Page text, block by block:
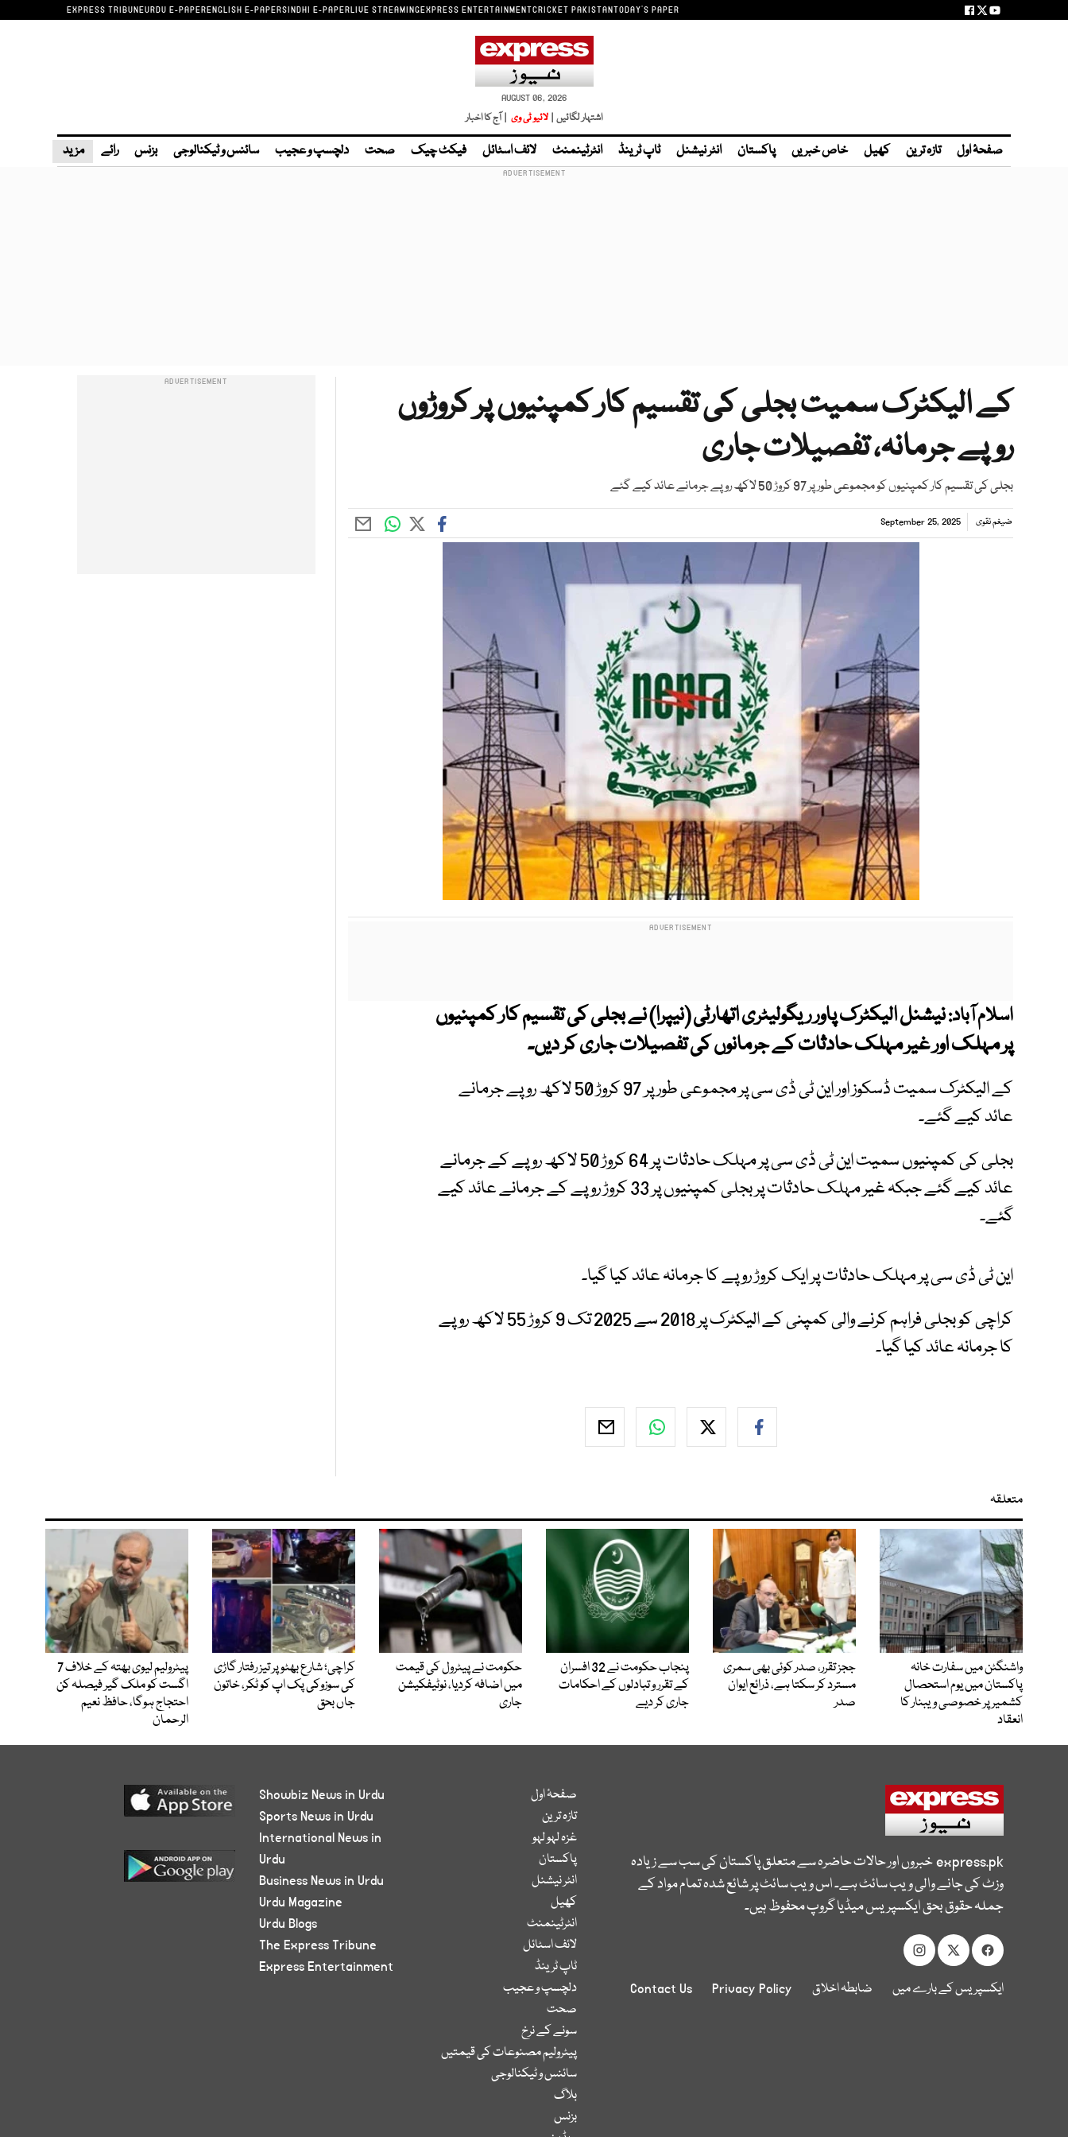
EXPRESS TRIBUNEURDU E-PAPERENGLISH E-PAPERSINDHI E-PAPERLIVE STREAMINGEXPRESS ENTERTAINMENTCRICKET PAKISTANTODAY'S PAPER
AUGUST 06, 2026
اشتہار لگائیں | لائیو ٹی وی | آج کا اخبار
صفحۂ اول تازہ ترین کھیل خاص خبریں پاکستان انٹر نیشنل ٹاپ ٹرینڈ انٹرٹینمنٹ لائف اسٹائل فیکٹ چیک صحت دلچسپ و عجیب سائنس و ٹیکنالوجی بزنس رائے مزید
کے الیکٹرک سمیت بجلی کی تقسیم کار کمپنیوں پر کروڑوں
روپے جرمانہ، تفصیلات جاری
بجلی کی تقسیم کار کمپنیوں کو مجموعی طور پر 97 کروڑ 50 لاکھ روپے جرمانے عائد کیے گئے
ضیغم نقوی September 25, 2025
اسلام آباد:نیشنل الیکٹرک پاور ریگولیٹری اتھارٹی (نیپرا) نے بجلی کی تقسیم کار کمپنیوں
پر مہلک اور غیر مہلک حادثات کے جرمانوں کی تفصیلات جاری کر دیں۔
کے الیکٹرک سمیت ڈسکوز اور این ٹی ڈی سی پر مجموعی طور پر 97 کروڑ 50 لاکھ روپے جرمانے
عائد کیے گئے۔
بجلی کی کمپنیوں سمیت این ٹی ڈی سی پر مہلک حادثات پر 64 کروڑ 50 لاکھ روپے کے جرمانے
عائد کیے گئے جبکہ غیر مہلک حادثات پر بجلی کمپنیوں پر 33 کروڑ روپے کے جرمانے عائد کیے
گئے۔
این ٹی ڈی سی پر مہلک حادثات پر ایک کروڑ روپے کا جرمانہ عائد کیا گیا۔
کراچی کو بجلی فراہم کرنے والی کمپنی کے الیکٹرک پر 2018 سے 2025 تک 9 کروڑ 55 لاکھ روپے
کا جرمانہ عائد کیا گیا۔
متعلقہ
واشنگٹن میں سفارت خانہ
پاکستان میں یوم استحصال
کشمیر پر خصوصی ویبنار کا
انعقاد
ججز تقرر، صدر کوئی بھی سمری
مسترد کر سکتا ہے، ذرائع ایوان
صدر
پنجاب حکومت نے 32 افسران
کے تقرر و تبادلوں کے احکامات
جاری کر دیے
حکومت نے پیٹرول کی قیمت
میں اضافہ کردیا، نوٹیفکیشن
جاری
کراچی؛ شارع بھٹو پر تیز رفتار گاڑی
کی سوزوکی پک اپ کو ٹکر، خاتون
جاں بحق
پیٹرولیم لیوی بھتہ کے خلاف 7
اگست کو ملک گیر فیصلہ کن
احتجاج ہوگا، حافظ نعیم
الرحمان
express.pkخبروں اور حالات حاضرہ سے متعلق پاکستان کی سب سے زیادہ
وزٹ کی جانے والی ویب سائٹ ہے۔ اس ویب سائٹ پر شائع شدہ تمام مواد کے
جملہ حقوق بحق ایکسپریس میڈیا گروپ محفوظ ہیں۔
ایکسپریس کے بارے میں ضابطہ اخلاق Privacy Policy
Contact Us
صفحۂ اول
تازہ ترین
غزہ لہو لہو
پاکستان
انٹر نیشنل
کھیل
انٹرٹینمنٹ
لائف اسٹائل
ٹاپ ٹرینڈ
دلچسپ و عجیب
صحت
سونے کے نرخ
پیٹرولیم مصنوعات کی قیمتیں
سائنس و ٹیکنالوجی
بلاگ
بزنس
Showbiz News in Urdu
Sports News in Urdu
International News in
Urdu
Business News in Urdu
Urdu Magazine
Urdu Blogs
The Express Tribune
Express Entertainment